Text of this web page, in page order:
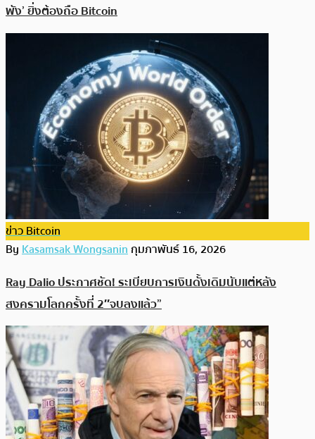
พัง’ ยิ่งต้องถือ Bitcoin
ข่าว Bitcoin
ByKasamsak Wongsaninกุมภาพันธ์ 16, 2026
Ray Dalio ประกาศชัด! ระเบียบการเงินดั้งเดิมนับแต่หลัง
สงครามโลกครั้งที่ 2″จบลงแล้ว”